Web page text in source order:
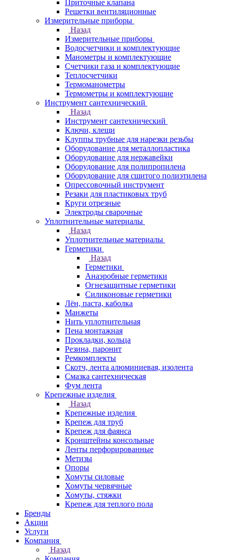
Приточные клапана
Решетки вентиляционные
Измерительные приборы
Назад
Измерительные приборы
Водосчетчики и комплектующие
Манометры и комплектующие
Счетчики газа и комплектующие
Теплосчетчики
Термоманометры
Термометры и комплектующие
Инструмент сантехнический
Назад
Инструмент сантехнический
Ключи, клещи
Клуппы трубные для нарезки резьбы
Оборудование для металлопластика
Оборудование для нержавейки
Оборудование для полипропилена
Оборудование для сшитого полиэтилена
Опрессовочный инструмент
Резаки для пластиковых труб
Круги отрезные
Электроды сварочные
Уплотнительные материалы
Назад
Уплотнительные материалы
Герметики
Назад
Герметики
Анаэробные герметики
Огнезащитные герметики
Силиконовые герметики
Лён, паста, каболка
Манжеты
Нить уплотнительная
Пена монтажная
Прокладки, кольца
Резина, паронит
Ремкомплекты
Скотч, лента алюминиевая, изолента
Смазка сантехническая
Фум лента
Крепежные изделия
Назад
Крепежные изделия
Крепеж для труб
Крепеж для фаянса
Кронштейны консольные
Ленты перфорированные
Метизы
Опоры
Хомуты силовые
Хомуты червячные
Хомуты, стяжки
Крепеж для теплого пола
Бренды
Акции
Услуги
Компания
Назад